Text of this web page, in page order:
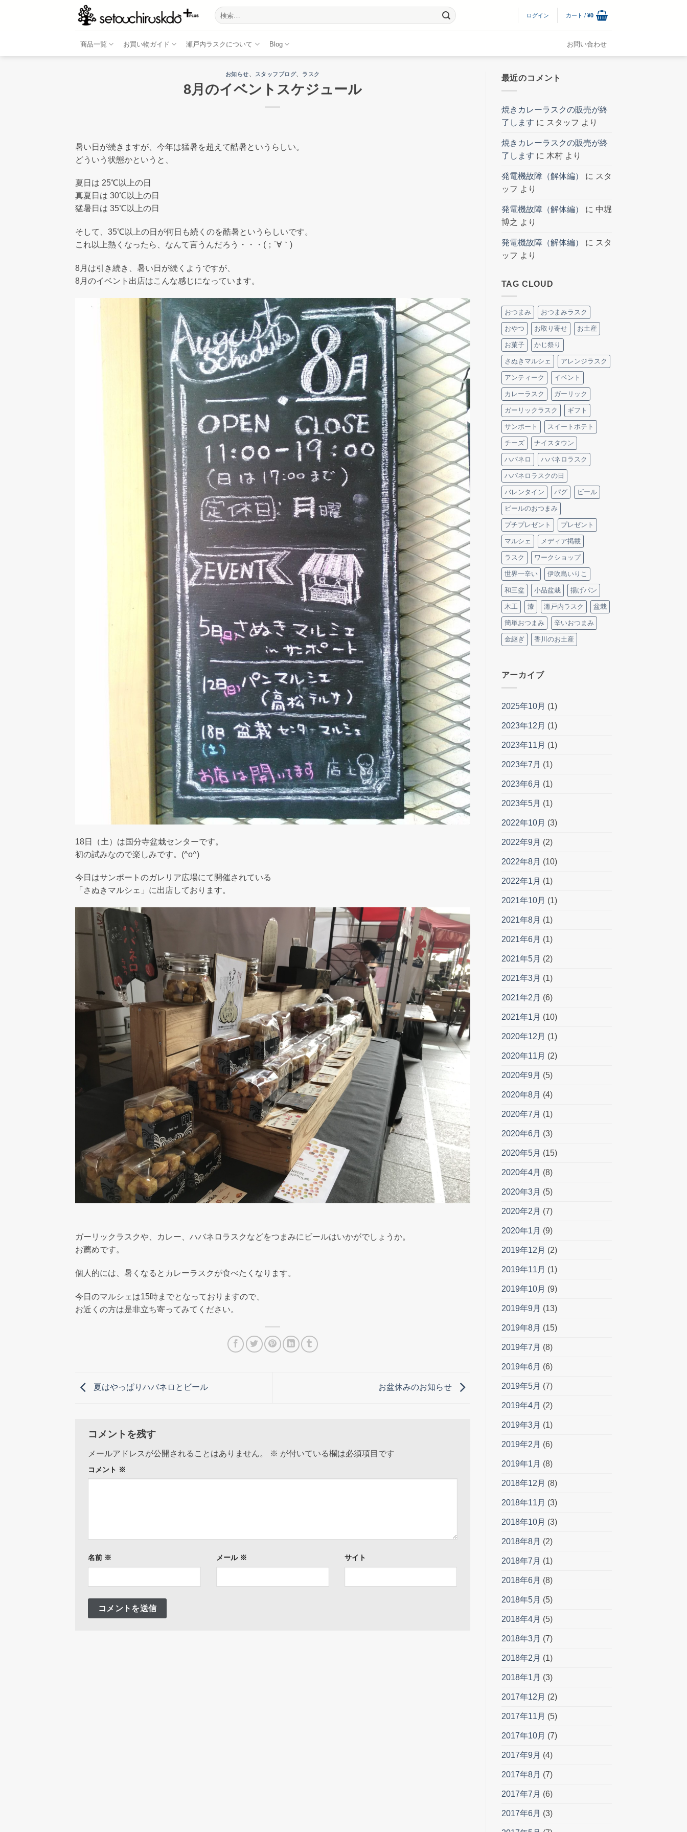
検
索
ログイン カート / ¥0
商品一覧 お買い物ガイド 瀬戸内ラスクについて Blog お問い合わせ
お知らせ、 スタッフブログ、 ラスク
8月のイベントスケジュール
暑い日が続きますが、今年は猛暑を超えて酷暑というらしい。
どういう状態かというと、
夏日は 25℃以上の日
真夏日は 30℃以上の日
猛暑日は 35℃以上の日
そして、35℃以上の日が何日も続くのを酷暑というらしいです。
これ以上熱くなったら、なんて言うんだろう・・・(；´∀｀)
8月は引き続き、暑い日が続くようですが、
8月のイベント出店はこんな感じになっています。
18日（土）は国分寺盆栽センターです。
初の試みなので楽しみです。(^o^)
今日はサンポートのガレリア広場にて開催されている
「さぬきマルシェ」に出店しております。
ガーリックラスクや、カレー、ハバネロラスクなどをつまみにビールはいかがでしょうか。
お薦めです。
個人的には、暑くなるとカレーラスクが食べたくなります。
今日のマルシェは15時までとなっておりますので、
お近くの方は是非立ち寄ってみてください。
夏はやっぱりハバネロとビール お盆休みのお知らせ
コメントを残す
メールアドレスが公開されることはありません。 ※ が付いている欄は必須項目です
コメント ※
名前 ※ メール ※ サイト
最近のコメント
焼きカレーラスクの販売が終
了します に スタッフ より
焼きカレーラスクの販売が終
了します に 木村より
発電機故障（解体編） に スタ
ッフ より
発電機故障（解体編） に 中堀
博之 より
発電機故障（解体編） に スタ
ッフ より
TAG CLOUD
おつまみ おつまみラスク
おやつ お取り寄せ お土産
お菓子 かじ祭り
さぬきマルシェ アレンジラスク
アンティーク イベント
カレーラスク ガーリック
ガーリックラスク ギフト
サンポート スイートポテト
チーズ ナイスタウン
ハバネロ ハバネロラスク
ハバネロラスクの日
バレンタイン パグ ビール
ビールのおつまみ
プチプレゼント プレゼント
マルシェ メディア掲載
ラスク ワークショップ
世界一辛い 伊吹島いりこ
和三盆 小品盆栽 揚げパン
木工 漆 瀬戸内ラスク 盆栽
簡単おつまみ 辛いおつまみ
金継ぎ 香川のお土産
アーカイブ
2025年10月 (1)
2023年12月 (1)
2023年11月 (1)
2023年7月 (1)
2023年6月 (1)
2023年5月 (1)
2022年10月 (3)
2022年9月 (2)
2022年8月 (10)
2022年1月 (1)
2021年10月 (1)
2021年8月 (1)
2021年6月 (1)
2021年5月 (2)
2021年3月 (1)
2021年2月 (6)
2021年1月 (10)
2020年12月 (1)
2020年11月 (2)
2020年9月 (5)
2020年8月 (4)
2020年7月 (1)
2020年6月 (3)
2020年5月 (15)
2020年4月 (8)
2020年3月 (5)
2020年2月 (7)
2020年1月 (9)
2019年12月 (2)
2019年11月 (1)
2019年10月 (9)
2019年9月 (13)
2019年8月 (15)
2019年7月 (8)
2019年6月 (6)
2019年5月 (7)
2019年4月 (2)
2019年3月 (1)
2019年2月 (6)
2019年1月 (8)
2018年12月 (8)
2018年11月 (3)
2018年10月 (3)
2018年8月 (2)
2018年7月 (1)
2018年6月 (8)
2018年5月 (5)
2018年4月 (5)
2018年3月 (7)
2018年2月 (1)
2018年1月 (3)
2017年12月 (2)
2017年11月 (5)
2017年10月 (7)
2017年9月 (4)
2017年8月 (7)
2017年7月 (6)
2017年6月 (3)